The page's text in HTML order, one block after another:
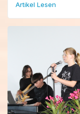
Artikel Lesen